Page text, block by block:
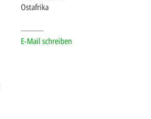
Ostafrika
E-Mail schreiben